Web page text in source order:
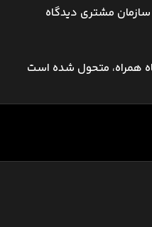
همراه، متحول شده است